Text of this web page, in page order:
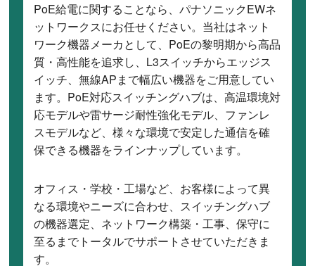
PoE給電に関することなら、パナソニックEWネ
ットワークスにお任せください。当社はネット
ワーク機器メーカとして、PoEの黎明期から高品
質・高性能を追求し、L3スイッチからエッジス
イッチ、無線APまで幅広い機器をご用意してい
ます。PoE対応スイッチングハブは、高温環境対
応モデルや雷サージ耐性強化モデル、ファンレ
スモデルなど、様々な環境で安定した通信を確
保できる機器をラインナップしています。
オフィス・学校・工場など、お客様によって異
なる環境やニーズに合わせ、スイッチングハブ
の機器選定、ネットワーク構築・工事、保守に
至るまでトータルでサポートさせていただきま
す。